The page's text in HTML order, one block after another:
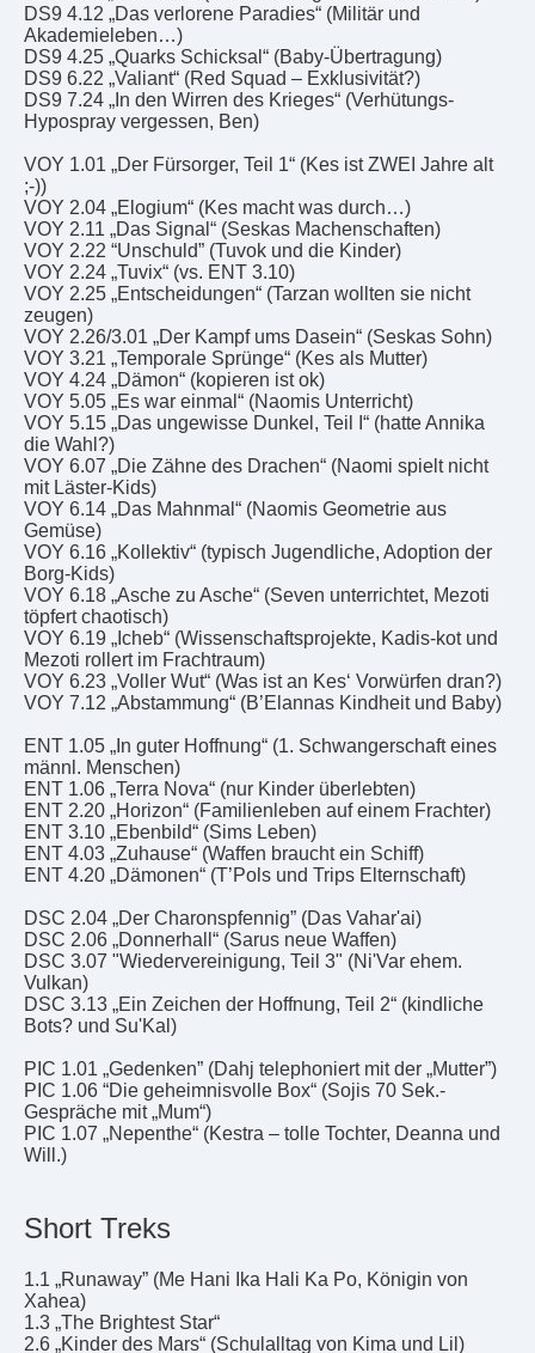
DS9 4.12 „Das verlorene Paradies“ (Militär und
Akademieleben…)
DS9 4.25 „Quarks Schicksal“ (Baby-Übertragung)
DS9 6.22 „Valiant“ (Red Squad – Exklusivität?)
DS9 7.24 „In den Wirren des Krieges“ (Verhütungs-
Hypospray vergessen, Ben)
VOY 1.01 „Der Fürsorger, Teil 1“ (Kes ist ZWEI Jahre alt
;-))
VOY 2.04 „Elogium“ (Kes macht was durch…)
VOY 2.11 „Das Signal“ (Seskas Machenschaften)
VOY 2.22 “Unschuld” (Tuvok und die Kinder)
VOY 2.24 „Tuvix“ (vs. ENT 3.10)
VOY 2.25 „Entscheidungen“ (Tarzan wollten sie nicht
zeugen)
VOY 2.26/3.01 „Der Kampf ums Dasein“ (Seskas Sohn)
VOY 3.21 „Temporale Sprünge“ (Kes als Mutter)
VOY 4.24 „Dämon“ (kopieren ist ok)
VOY 5.05 „Es war einmal“ (Naomis Unterricht)
VOY 5.15 „Das ungewisse Dunkel, Teil I“ (hatte Annika
die Wahl?)
VOY 6.07 „Die Zähne des Drachen“ (Naomi spielt nicht
mit Läster-Kids)
VOY 6.14 „Das Mahnmal“ (Naomis Geometrie aus
Gemüse)
VOY 6.16 „Kollektiv“ (typisch Jugendliche, Adoption der
Borg-Kids)
VOY 6.18 „Asche zu Asche“ (Seven unterrichtet, Mezoti
töpfert chaotisch)
VOY 6.19 „Icheb“ (Wissenschaftsprojekte, Kadis-kot und
Mezoti rollert im Frachtraum)
VOY 6.23 „Voller Wut“ (Was ist an Kes‘ Vorwürfen dran?)
VOY 7.12 „Abstammung“ (B’Elannas Kindheit und Baby)
ENT 1.05 „In guter Hoffnung“ (1. Schwangerschaft eines
männl. Menschen)
ENT 1.06 „Terra Nova“ (nur Kinder überlebten)
ENT 2.20 „Horizon“ (Familienleben auf einem Frachter)
ENT 3.10 „Ebenbild“ (Sims Leben)
ENT 4.03 „Zuhause“ (Waffen braucht ein Schiff)
ENT 4.20 „Dämonen“ (T’Pols und Trips Elternschaft)
DSC 2.04 „Der Charonspfennig” (Das Vahar'ai)
DSC 2.06 „Donnerhall“ (Sarus neue Waffen)
DSC 3.07 "Wiedervereinigung, Teil 3" (Ni'Var ehem.
Vulkan)
DSC 3.13 „Ein Zeichen der Hoffnung, Teil 2“ (kindliche
Bots? und Su'Kal)
PIC 1.01 „Gedenken” (Dahj telephoniert mit der „Mutter”)
PIC 1.06 “Die geheimnisvolle Box“ (Sojis 70 Sek.-
Gespräche mit „Mum“)
PIC 1.07 „Nepenthe“ (Kestra – tolle Tochter, Deanna und
Will.)
Short Treks
1.1 „Runaway” (Me Hani Ika Hali Ka Po, Königin von
Xahea)
1.3 „The Brightest Star“
2.6 „Kinder des Mars“ (Schulalltag von Kima und Lil)